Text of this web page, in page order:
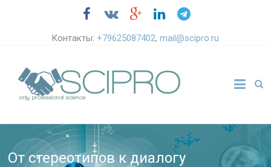
Контакты:+79625087402,mail@scipro.ru
От стереотипов к диалогу